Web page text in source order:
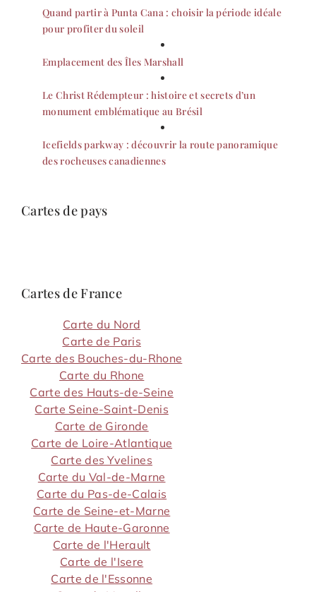
Quand partir à Punta Cana : choisir la période idéale
pour profiter du soleil
Emplacement des Îles Marshall
Le Christ Rédempteur : histoire et secrets d’un
monument emblématique au Brésil
Icefields parkway : découvrir la route panoramique
des rocheuses canadiennes
Cartes de pays
Cartes de France
Carte du Nord
Carte de Paris
Carte des Bouches-du-Rhone
Carte du Rhone
Carte des Hauts-de-Seine
Carte Seine-Saint-Denis
Carte de Gironde
Carte de Loire-Atlantique
Carte des Yvelines
Carte du Val-de-Marne
Carte du Pas-de-Calais
Carte de Seine-et-Marne
Carte de Haute-Garonne
Carte de l'Herault
Carte de l'Isere
Carte de l'Essonne